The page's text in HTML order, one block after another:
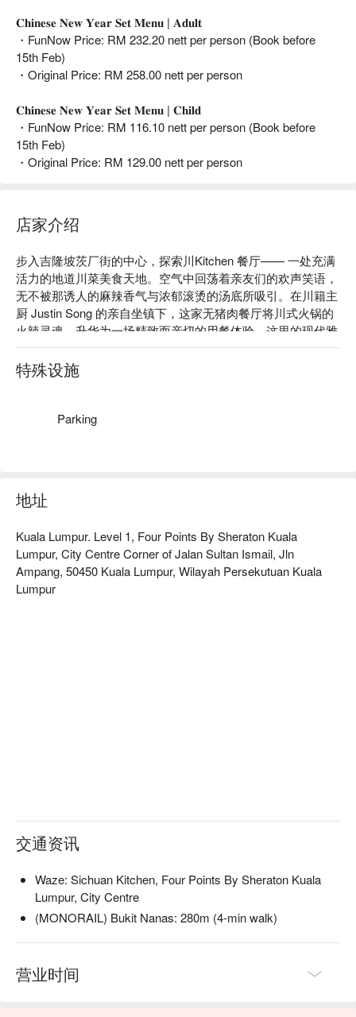
𝐂𝐡𝐢𝐧𝐞𝐬𝐞 𝐍𝐞𝐰 𝐘𝐞𝐚𝐫 𝐒𝐞𝐭 𝐌𝐞𝐧𝐮 | 𝐀𝐝𝐮𝐥𝐭
・FunNow Price: RM 232.20 nett per person (Book before
15th Feb)
・Original Price: RM 258.00 nett per person
𝐂𝐡𝐢𝐧𝐞𝐬𝐞 𝐍𝐞𝐰 𝐘𝐞𝐚𝐫 𝐒𝐞𝐭 𝐌𝐞𝐧𝐮 | 𝐂𝐡𝐢𝐥𝐝
・FunNow Price: RM 116.10 nett per person (Book before
15th Feb)
・Original Price: RM 129.00 nett per person
店家介绍
步入吉隆坡茨厂街的中心，探索川Kitchen 餐厅—— 一处充满
活力的地道川菜美食天地。空气中回荡着亲友们的欢声笑语，
无不被那诱人的麻辣香气与浓郁滚烫的汤底所吸引。在川籍主
厨 Justin Song 的亲自坐镇下，这家无猪肉餐厅将川式火锅的
火辣灵魂，升华为一场精致而亲切的用餐体验。这里的现代雅
致与正宗中式料理的澎湃滋味完美交会，是您必访的美食热
点。
的体验都将让您回味无穷：
易享，在吉隆坡市中心，为您献上一场难忘的美食探险。
适合热闹的朋友聚餐、寻求新鲜感的浪漫约会，或值得庆祝的
家庭盛宴。
特殊设施
Parking
地址
Kuala Lumpur. Level 1, Four Points By Sheraton Kuala
Lumpur, City Centre Corner of Jalan Sultan Ismail, Jln
Ampang, 50450 Kuala Lumpur, Wilayah Persekutuan Kuala
Lumpur
交通资讯
Waze: Sichuan Kitchen, Four Points By Sheraton Kuala
Lumpur, City Centre
(MONORAIL) Bukit Nanas: 280m (4-min walk)
营业时间